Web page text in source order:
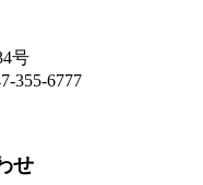
号
355-6777
せ